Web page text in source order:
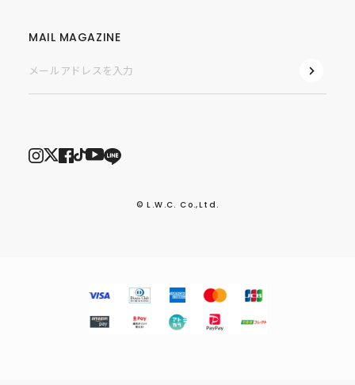
MAIL MAGAZINE
© L.W.C. Co.,Ltd.